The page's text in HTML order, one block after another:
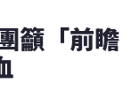
籲「前瞻